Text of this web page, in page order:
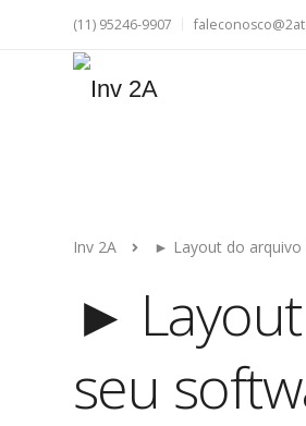
(11) 95246-9907
Inv 2A ► Layout do arquivo
►
seu